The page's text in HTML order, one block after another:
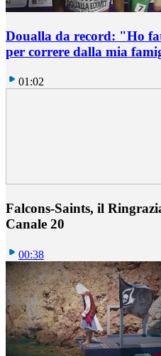
Doualla da record: "Ho
per correre dalla mia
01:02
Falcons-Saints, il
Canale 20
00:38